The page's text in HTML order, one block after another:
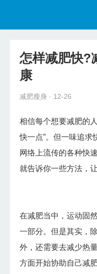
怎样减肥快?
康
减肥瘦身 · 12-26
相信每个想要减肥的
快一点”。但一味追求
网络上流传的各种快
就告诉你一些方法，
在减肥当中，运动固
一部分。但是其实，
外，还需要去减少热
方面开始协助自己减